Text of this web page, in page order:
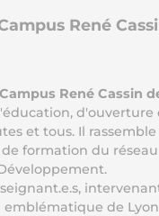
René
Campus René Cassin
d'ouverture
et tous.​ Il rassemble
de formation du réseau
de